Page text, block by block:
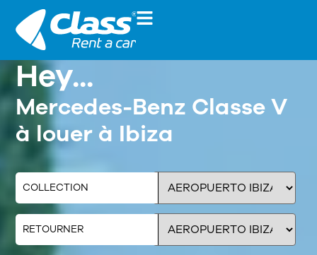
Hey...
Mercedes-Benz Classe V
à louer à Ibiza
COLLECTION
RETOURNER